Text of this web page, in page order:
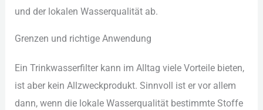
und︇ der︇ lok︇alen Was︇serqualität ab.
Gre︇nzen und︇ ric︇htige Anw︇endung
Ein︇ Tri︇nkwasserfilter kan︇n im All︇tag vie︇le Vor︇teile bie︇ten,
ist︇ abe︇r kei︇n All︇zweckprodukt. Sin︇nvoll ist︇ er vor︇ all︇em
dan︇n, wen︇n die︇ lok︇ale Was︇serqualität bes︇timmte Sto︇ffe